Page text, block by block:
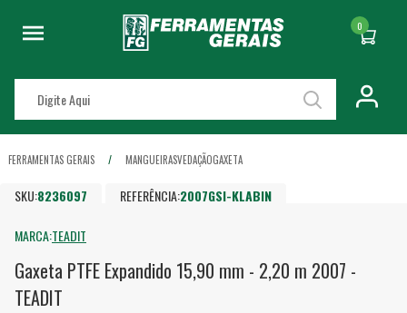
0
FERRAMENTAS GERAIS MANGUEIRASVEDAÇÃOGAXETA
SKU:8236097 REFERÊNCIA:2007GSI-KLABIN
MARCA:TEADIT
Gaxeta PTFE Expandido 15,90 mm - 2,20 m 2007 -
TEADIT